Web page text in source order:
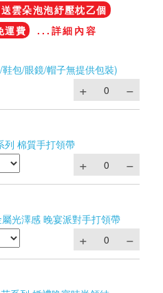
雲朵泡泡紓壓枕乙個
運費
...詳細內容
包/眼鏡/帽子無提供包裝)
列 棉質手打領帶
光澤感 晚宴派對手打領帶